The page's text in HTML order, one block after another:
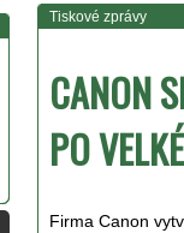
Tiskové zprávy
CANON
PO
Firma Canon